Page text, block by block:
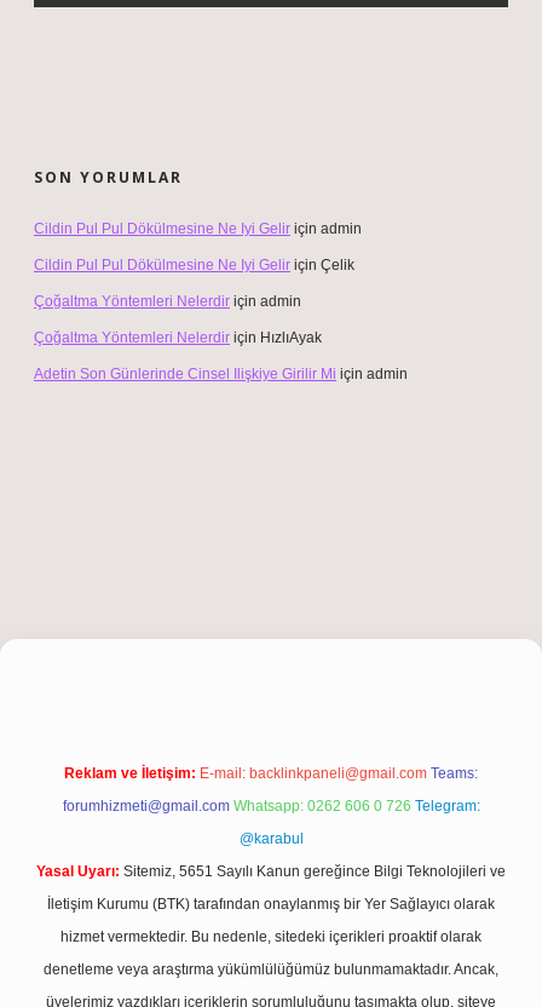
SON YORUMLAR
Cildin Pul Pul Dökülmesine Ne Iyi Gelir için admin
Cildin Pul Pul Dökülmesine Ne Iyi Gelir için Çelik
Çoğaltma Yöntemleri Nelerdir için admin
Çoğaltma Yöntemleri Nelerdir için HızlıAyak
Adetin Son Günlerinde Cinsel Ilişkiye Girilir Mi için admin
Reklam ve İletişim: E-mail: backlinkpaneli@gmail.com Teams:
forumhizmeti@gmail.com Whatsapp: 0262 606 0 726 Telegram:
@karabul
Yasal Uyarı: Sitemiz, 5651 Sayılı Kanun gereğince Bilgi Teknolojileri ve
İletişim Kurumu (BTK) tarafından onaylanmış bir Yer Sağlayıcı olarak
hizmet vermektedir. Bu nedenle, sitedeki içerikleri proaktif olarak
denetleme veya araştırma yükümlülüğümüz bulunmamaktadır. Ancak,
üyelerimiz yazdıkları içeriklerin sorumluluğunu taşımakta olup, siteye